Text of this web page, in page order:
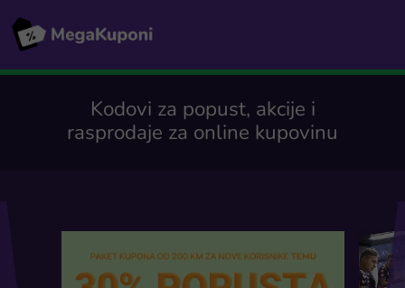
Kodovi za popust, akcije i
rasprodaje za online kupovinu